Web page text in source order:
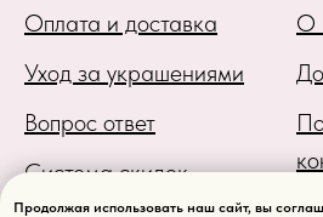
Оплата и доставка
Уход за украшениями
Вопрос ответ
Система скидок
О
Продолжая использовать наш сайт, вы